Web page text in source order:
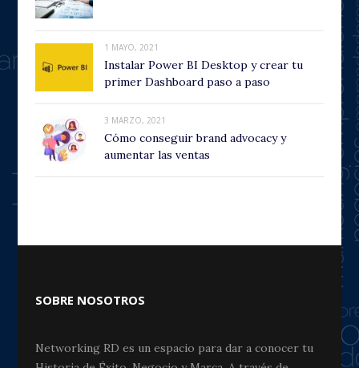
1 MAYO, 2021
Instalar Power BI Desktop y crear tu
primer Dashboard paso a paso
3 MARZO, 2021
Cómo conseguir brand advocacy y
aumentar las ventas
SOBRE NOSOTROS
Networking RD es un espacio para dar a conocer tu